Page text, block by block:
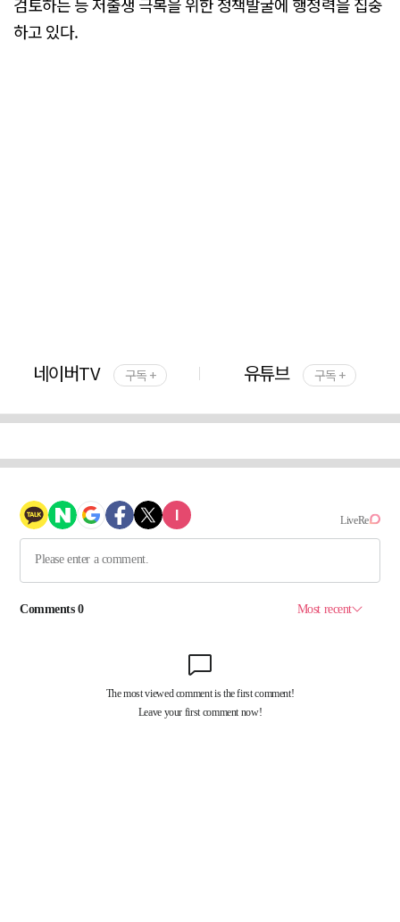
검토하는 등 저출생 극복을 위한 정책발굴에 행정력을 집중
하고 있다.
네이버TV 구독 + 유튜브 구독 +